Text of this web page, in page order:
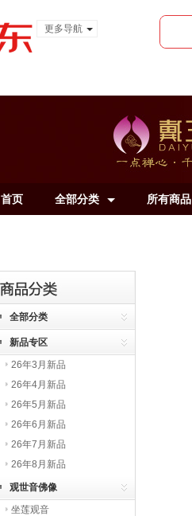
更多导航
首页 全部分类 所有商品
全部分类
新品专区
26年3月新品
26年4月新品
26年5月新品
26年6月新品
26年7月新品
26年8月新品
观世音佛像
坐莲观音